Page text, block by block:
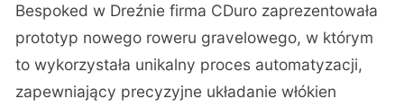
Bespoked w Dreźnie firma CDuro zaprezentowała
prototyp nowego roweru gravelowego, w którym
to wykorzystała unikalny proces automatyzacji,
zapewniający precyzyjne układanie włókien